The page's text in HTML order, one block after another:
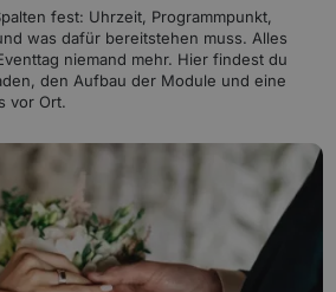
fest: Uhrzeit, Programmpunkt,
was dafür bereitstehen muss. Alles
niemand mehr. Hier findest du
den Aufbau der Module und eine
vor Ort.